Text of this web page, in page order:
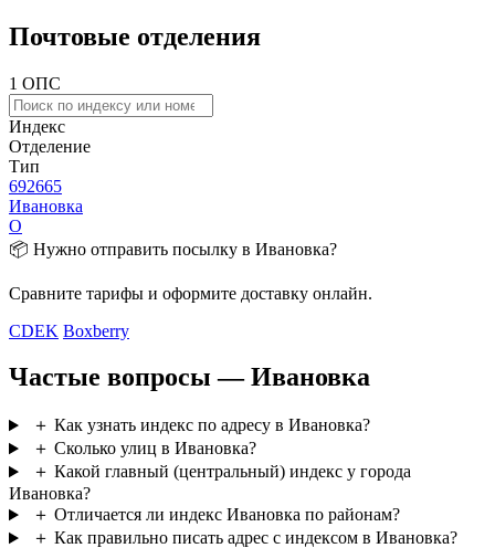
Почтовые отделения
1 ОПС
Индекс
Отделение
Тип
692665
Ивановка
О
📦 Нужно отправить посылку в Ивановка?
Сравните тарифы и оформите доставку онлайн.
CDEK Boxberry
Частые вопросы — Ивановка
＋ Как узнать индекс по адресу в Ивановка?
＋ Сколько улиц в Ивановка?
＋ Какой главный (центральный) индекс у города
Ивановка?
＋ Отличается ли индекс Ивановка по районам?
＋ Как правильно писать адрес с индексом в Ивановка?